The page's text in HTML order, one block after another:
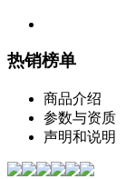
热销榜单
商品介绍
参数与资质
声明和说明